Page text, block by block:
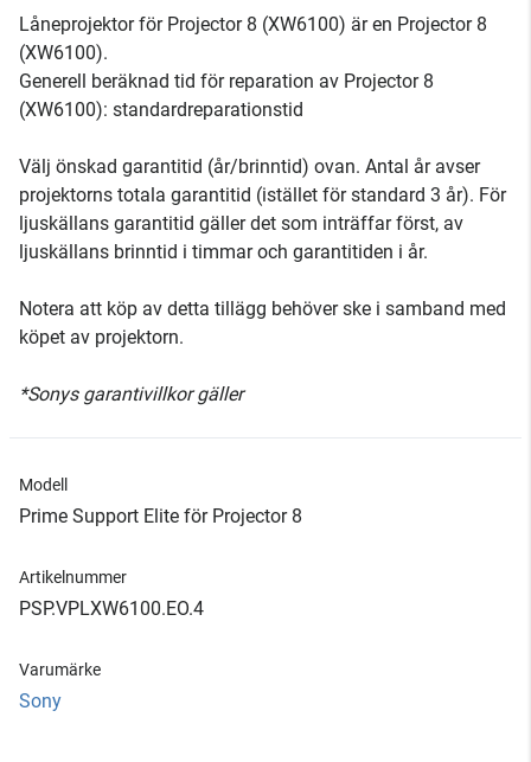
Låneprojektor för Projector 8 (XW6100) är en Projector 8
(XW6100).
Generell beräknad tid för reparation av Projector 8
(XW6100): standardreparationstid
Välj önskad garantitid (år/brinntid) ovan. Antal år avser
projektorns totala garantitid (istället för standard 3 år). För
ljuskällans garantitid gäller det som inträffar först, av
ljuskällans brinntid i timmar och garantitiden i år.
Notera att köp av detta tillägg behöver ske i samband med
köpet av projektorn.
*Sonys garantivillkor gäller
Modell
Prime Support Elite för Projector 8
Artikelnummer
PSP.VPLXW6100.EO.4
Varumärke
Sony